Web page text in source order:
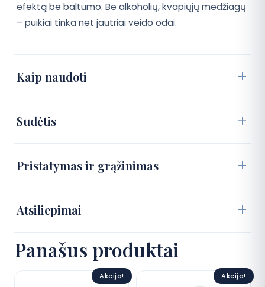
efektą be baltumo. Be alkoholių, kvapiųjų medžiagų
– puikiai tinka net jautriai veido odai.
Kaip naudoti
Sudėtis
Pristatymas ir grąžinimas
Atsiliepimai
Panašūs produktai
Akcija! Akcija!